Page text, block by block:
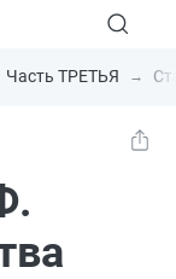
Часть ТРЕТЬЯ